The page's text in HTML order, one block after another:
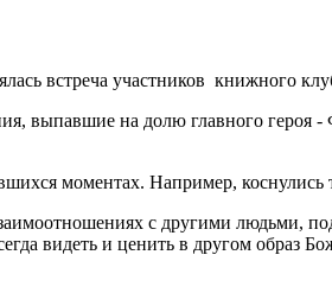
встреча участников
выпавшие на долю главного героя
моментах. Например, коснулись
с другими людьми,
видеть и ценить в другом образ